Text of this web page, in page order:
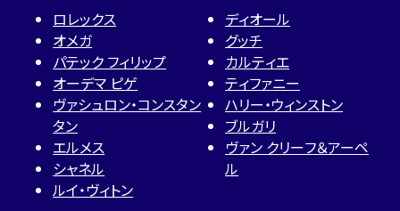
ロレックス
オメガ
パテック フィリップ
オーデマ ピゲ
ヴァシュロン・コンスタン
タン
エルメス
シャネル
ルイ・ヴィトン
ディオール
グッチ
カルティエ
ティファニー
ハリー・ウィンストン
ブルガリ
ヴァン クリーフ＆アーペ
ル